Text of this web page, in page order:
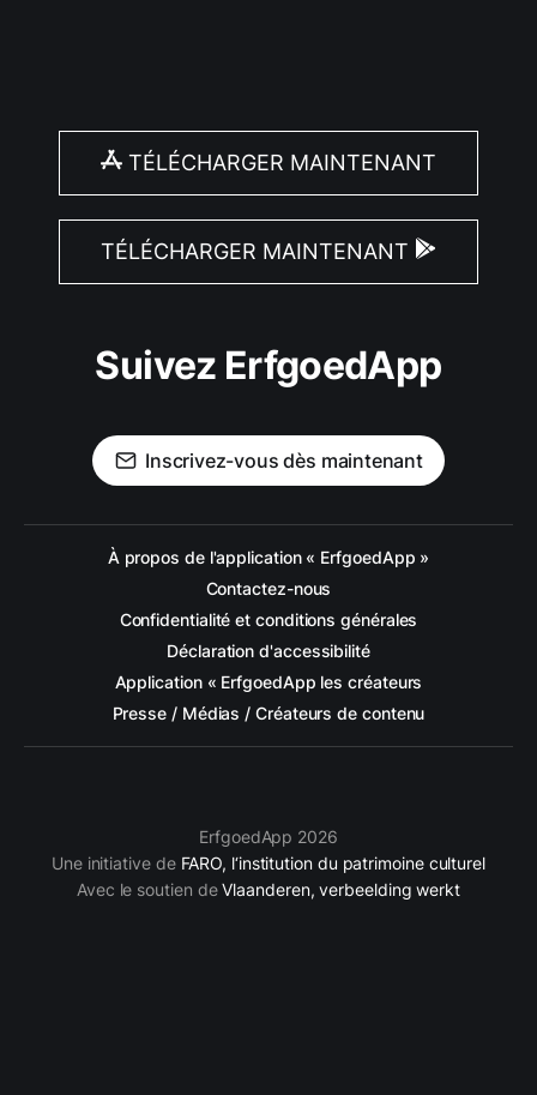
TÉLÉCHARGER MAINTENANT
TÉLÉCHARGER MAINTENANT
Suivez ErfgoedApp
Inscrivez-vous dès maintenant
À propos de l'application « ErfgoedApp »
Contactez-nous
Confidentialité et conditions générales
Déclaration d'accessibilité
Application « ErfgoedApp les créateurs
Presse / Médias / Créateurs de contenu
ErfgoedApp 2026
Une initiative de FARO, l‘institution du patrimoine culturel
Avec le soutien deVlaanderen, verbeelding werkt